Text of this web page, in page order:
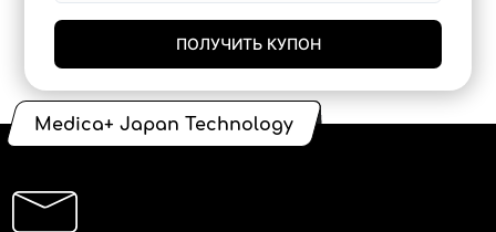
ПОЛУЧИТЬ КУПОН
Medica+ Japan Technology